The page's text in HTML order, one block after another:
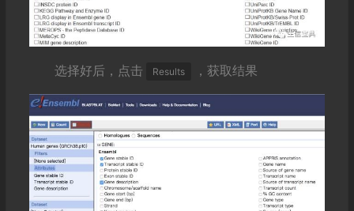
选择好后，点击 Results ，获取结果